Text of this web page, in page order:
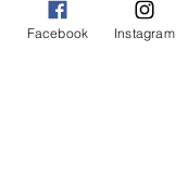
Facebook Instagram